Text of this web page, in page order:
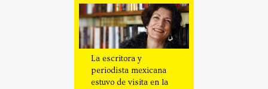
La escritora y
periodista mexicana
estuvo de visita en la